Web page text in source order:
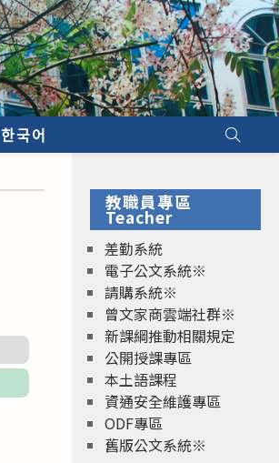
한국어
教職員專區
Teacher
差勤系統
電子公文系統※
請購系統※
曾文家商雲端社群※
新課綱推動相關規定
公開授課專區
本土語課程
資通安全維護專區
ODF專區
舊版公文系統※